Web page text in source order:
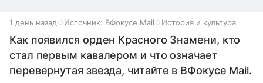
1 день назад Источник: ВФокусе Mail История и культура
Как появился орден Красного Знамени, кто
стал первым кавалером и что означает
перевернутая звезда, читайте в ВФокусе Mail.